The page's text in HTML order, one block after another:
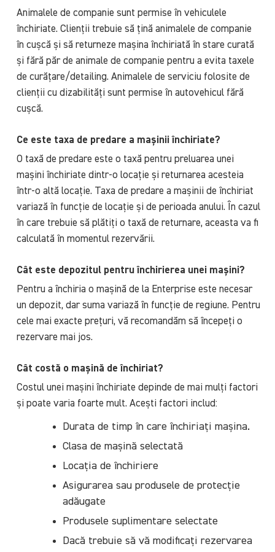
Animalele de companie sunt permise în vehiculele
închiriate. Clienții trebuie să țină animalele de companie
în cușcă și să returneze mașina închiriată în stare curată
și fără păr de animale de companie pentru a evita taxele
de curățare/detailing. Animalele de serviciu folosite de
clienții cu dizabilități sunt permise în autovehicul fără
cușcă.
Ce este taxa de predare a mașinii închiriate?
O taxă de predare este o taxă pentru preluarea unei
mașini închiriate dintr-o locație și returnarea acesteia
într-o altă locație. Taxa de predare a mașinii de închiriat
variază în funcție de locație și de perioada anului. În cazul
în care trebuie să plătiți o taxă de returnare, aceasta va fi
calculată în momentul rezervării.
Cât este depozitul pentru închirierea unei mașini?
Pentru a închiria o mașină de la Enterprise este necesar
un depozit, dar suma variază în funcție de regiune. Pentru
cele mai exacte prețuri, vă recomandăm să începeți o
rezervare mai jos.
Cât costă o mașină de închiriat?
Costul unei mașini închiriate depinde de mai mulți factori
și poate varia foarte mult. Acești factori includ:
Durata de timp în care închiriați mașina.
Clasa de mașină selectată
Locația de închiriere
Asigurarea sau produsele de protecție
adăugate
Produsele suplimentare selectate
Dacă trebuie să vă modificați rezervarea